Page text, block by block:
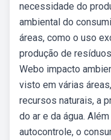
necessidade do
ambiental do
áreas, como o uso
produção de
Webo impacto
visto em várias
recursos naturais, a
do ar e da água.
autocontrole, o